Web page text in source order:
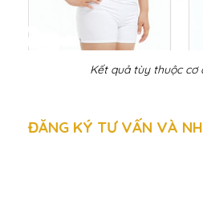
Kết quả tùy thuộc cơ
ĐĂNG KÝ TƯ VẤN VÀ